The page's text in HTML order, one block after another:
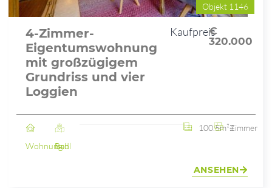
Objekt 1146
4-Zimmer-
Eigentumswohnung
mit großzügigem
Grundriss und vier
Loggien
Kaufpreis
€
320.000
WohnungBad Ischl
100.5m²4 Zimmer
ANSEHEN